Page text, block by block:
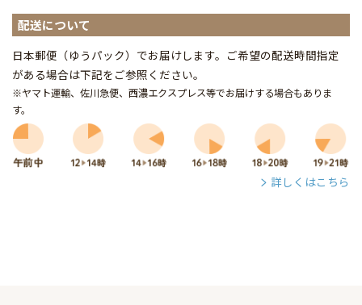
配送について
日本郵便（ゆうパック）でお届けします。ご希望の配送時間指定
がある場合は下記をご参照ください。
※ヤマト運輸、佐川急便、西濃エクスプレス等でお届けする場合もありま
す。
詳しくはこちら